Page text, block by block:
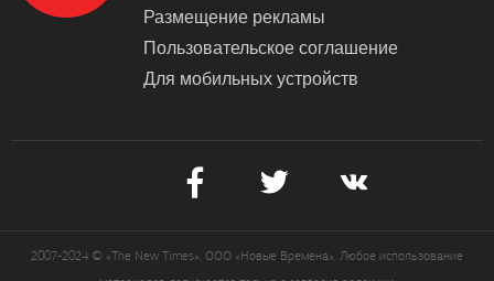
Размещение рекламы
Пользовательское соглашение
Для мобильных устройств
2007-2024 © «The New Times». ООО «Новые Времена». Любое использование